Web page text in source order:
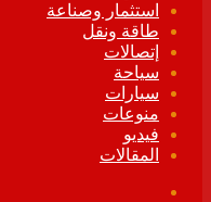
استثمار وصناعة
طاقة ونقل
إتصالات
سياحة
سيارات
منوعات
فيديو
المقالات